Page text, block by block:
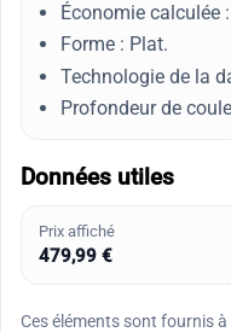
Économie calculée
Forme : Plat.
Technologie de la
Profondeur de
Données utiles
Prix affiché
479,99 €
Ces éléments sont fournis